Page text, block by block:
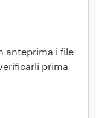
anteprima i file
prima